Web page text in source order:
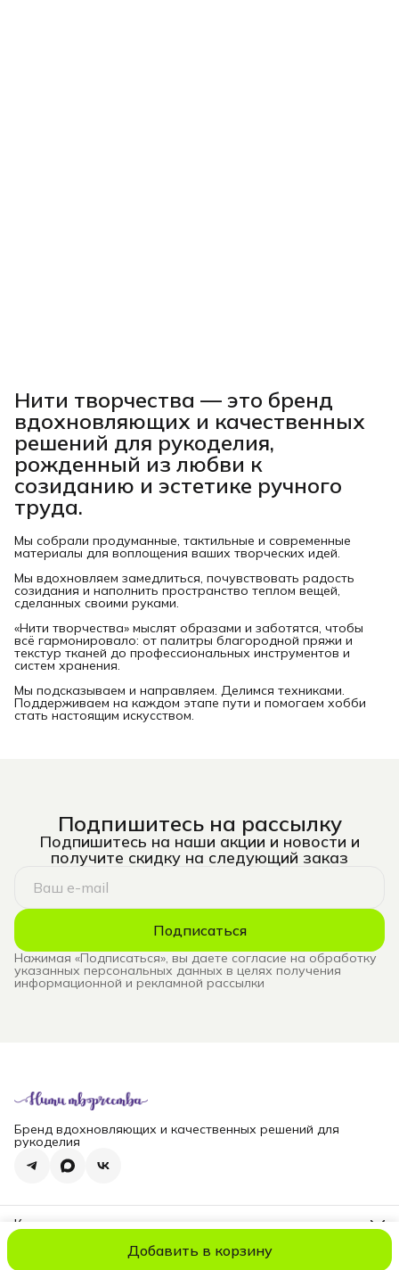
Добавить в корзину
Нити творчества — это бренд
вдохновляющих и качественных
решений для рукоделия,
рожденный из любви к
созиданию и эстетике ручного
труда.
Мы собрали продуманные, тактильные и современные
материалы для воплощения ваших творческих идей.
Мы вдохновляем замедлиться, почувствовать радость
созидания и наполнить пространство теплом вещей,
сделанных своими руками.
«Нити творчества» мыслят образами и заботятся, чтобы
всё гармонировало: от палитры благородной пряжи и
текстур тканей до профессиональных инструментов и
систем хранения.
Мы подсказываем и направляем. Делимся техниками.
Поддерживаем на каждом этапе пути и помогаем хобби
стать настоящим искусством.
Подпишитесь на рассылку
Подпишитесь на наши акции и новости и
получите скидку на следующий заказ
Подписаться
Нажимая «Подписаться», вы даете согласие на обработку
указанных персональных данных в целях получения
информационной и рекламной рассылки
Бренд вдохновляющих и качественных решений для
рукоделия
Контакты